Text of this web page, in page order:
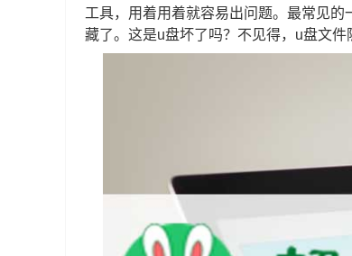
工具，用着用着就容易出问题。最常见
藏了。这是u盘坏了吗？不见得，u盘文